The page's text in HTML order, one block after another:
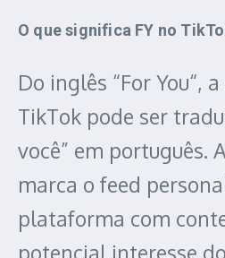
O que significa FY no
Do inglês “For You“,
TikTok pode ser
você” em português.
marca o feed
plataforma com
potencial interesse